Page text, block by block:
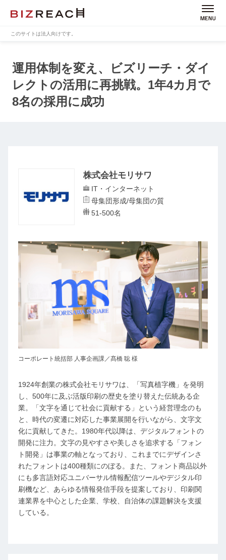
このサイトは法人向けです。
運用体制を変え、ビズリーチ・ダイ
レクトの活用に再挑戦。 1年4カ月で
8名の採用に成功
株式会社モリサワ
IT・インターネット
母集団形成/母集団の質
51-500名
コーポレート統括部 人事企画課／髙橋 聡 様
1924年創業の株式会社モリサワは、「写真植字機」を発明
し、500年に及ぶ活版印刷の歴史を塗り替えた伝統ある企
業。「文字を通じて社会に貢献する」という経営理念のも
と、時代の変遷に対応した事業展開を行いながら、文字文
化に貢献してきた。1980年代以降は、デジタルフォントの
開発に注力。文字の見やすさや美しさを追求する「フォン
ト開発」は事業の軸となっており、これまでにデザインさ
れたフォントは400種類にのぼる。また、フォント商品以外
にも多言語対応ユニバーサル情報配信ツールやデジタル印
刷機など、あらゆる情報発信手段を提案しており、印刷関
連業界を中心とした企業、学校、自治体の課題解決を支援
している。